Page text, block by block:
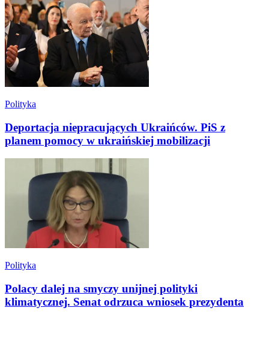
Polityka
Deportacja niepracujących Ukraińców. PiS z
planem pomocy w ukraińskiej mobilizacji
Polityka
Polacy dalej na smyczy unijnej polityki
klimatycznej. Senat odrzuca wniosek prezydenta